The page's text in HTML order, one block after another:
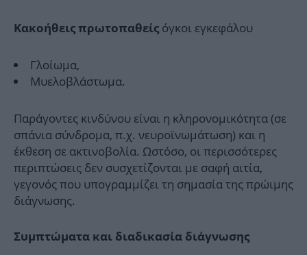
Κακοήθεις πρωτοπαθείς όγκοι εγκεφάλου
Γλοίωμα,
Μυελοβλάστωμα.
Παράγοντες κινδύνου είναι η κληρονομικότητα (σε
σπάνια σύνδρομα, π.χ. νευροϊνωμάτωση) και η
έκθεση σε ακτινοβολία. Ωστόσο, οι περισσότερες
περιπτώσεις δεν συσχετίζονται με σαφή αιτία,
γεγονός που υπογραμμίζει τη σημασία της πρώιμης
διάγνωσης.
Συμπτώματα και διαδικασία διάγνωσης